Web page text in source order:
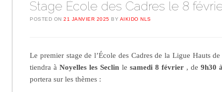
Stage École des Cadres le 8
POSTED ON21 JANVIER 2025 BY AIKIDO NLS
Le premier stage de l’École des Cadres de la Ligue Hauts
tiendra àNoyelles les Seclin le samedi 8 février, de 9h30
portera sur les thèmes :